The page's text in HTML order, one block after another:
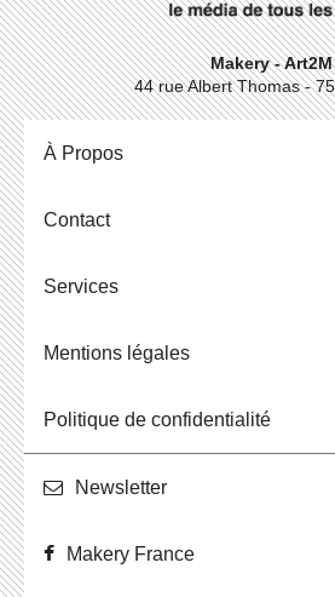
Makery - Art2M
44 rue Albert Thomas -
À Propos
Contact
Ser­vices
Men­tions légales
Po­li­tique de confidentialité
News­let­ter
Makery France